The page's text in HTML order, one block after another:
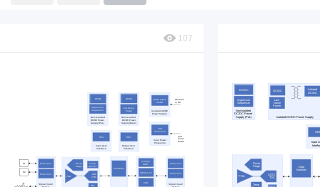
107